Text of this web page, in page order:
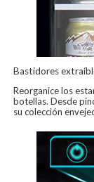
Bastidores
Reorganice los
botellas. Desde
su colección